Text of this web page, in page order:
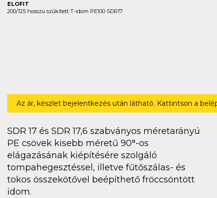
ELOFIT
200/125 hosszú szűkített T-idom PE100 SDR17
Az ár, készlet bejelentkezés után látható. Kattintson a
SDR 17 és SDR 17,6 szabványos méretarányú
PE csövek kisebb méretű 90°-os
elágazásának kiépítésére szolgáló
tompahegesztéssel, illetve fűtőszálas- és
tokos összekötővel beépíthető fröccsöntött
idom.